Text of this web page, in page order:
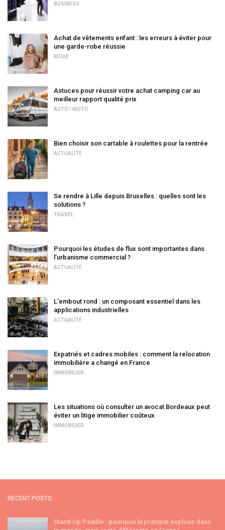
BUSINESS
Achat de vêtements enfant : les erreurs à éviter pour
une garde-robe réussie
MODE
Astuces pour réussir votre achat camping car au
meilleur rapport qualité prix
AUTO / MOTO
Bien choisir son cartable à roulettes pour la rentrée
ACTUALITÉ
Se rendre à Lille depuis Bruxelles : quelles sont les
solutions ?
TRAVEL
Pourquoi les études de flux sont importantes dans
l’urbanisme commercial ?
ACTUALITÉ
L’embout rond : un composant essentiel dans les
applications industrielles
ACTUALITÉ
Expatriés et cadres mobiles : comment la relocation
immobilière a changé en France
IMMOBILIER
Les situations où consulter un avocat Bordeaux peut
éviter un litige immobilier coûteux
IMMOBILIER
RECENT POSTS
Stand Up Paddle : pourquoi la pratique explose dans